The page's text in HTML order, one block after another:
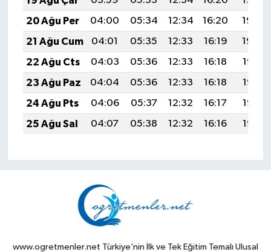
20 Ağu Per
04:00 05:34 12:34 16:20
19:23
21 Ağu Cum
04:01 05:35 12:33 16:19
19:22
22 Ağu Cts
04:03 05:36 12:33 16:18
19:21
23 Ağu Paz
04:04 05:36 12:33 16:18
19:19
24 Ağu Pts
04:06 05:37 12:32 16:17
19:18
25 Ağu Sal
04:07 05:38 12:32 16:16 19:16
www.ogretmenler.net Türkiye’nin İlk ve Tek Eğitim Temalı Ulusal